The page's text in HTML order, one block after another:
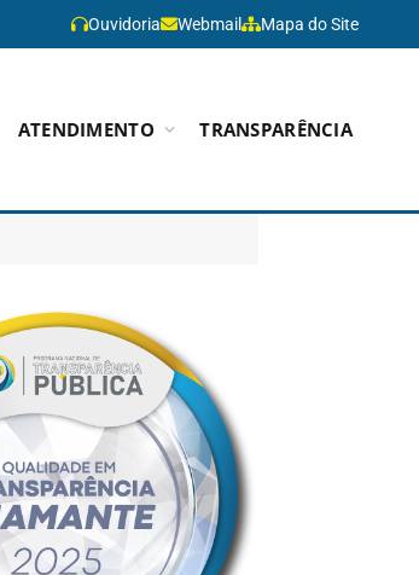
Ouvidoria Webmail Mapa do Site
ATENDIMENTO TRANSPARÊNCIA